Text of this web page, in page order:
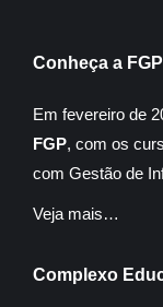
Conheça a FGP
Em fevereiro de
FGP, com os
com Gestão de
Veja mais…
Complexo